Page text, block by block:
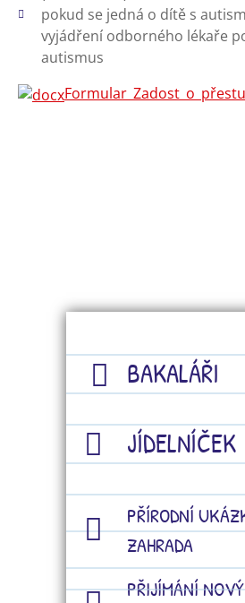
pokud se jedná o dítě s
vyjádření odborného lékaře
autismus
BAKALÁŘI
JÍDELNÍČEK
PŘÍRODNÍ
ZAHRADA
PŘIJÍMÁNÍ